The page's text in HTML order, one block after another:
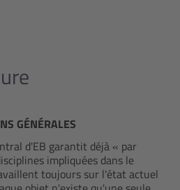
GÉNÉRALES
d'EB garantit déjà « par
impliquées dans le
toujours sur l'état actuel